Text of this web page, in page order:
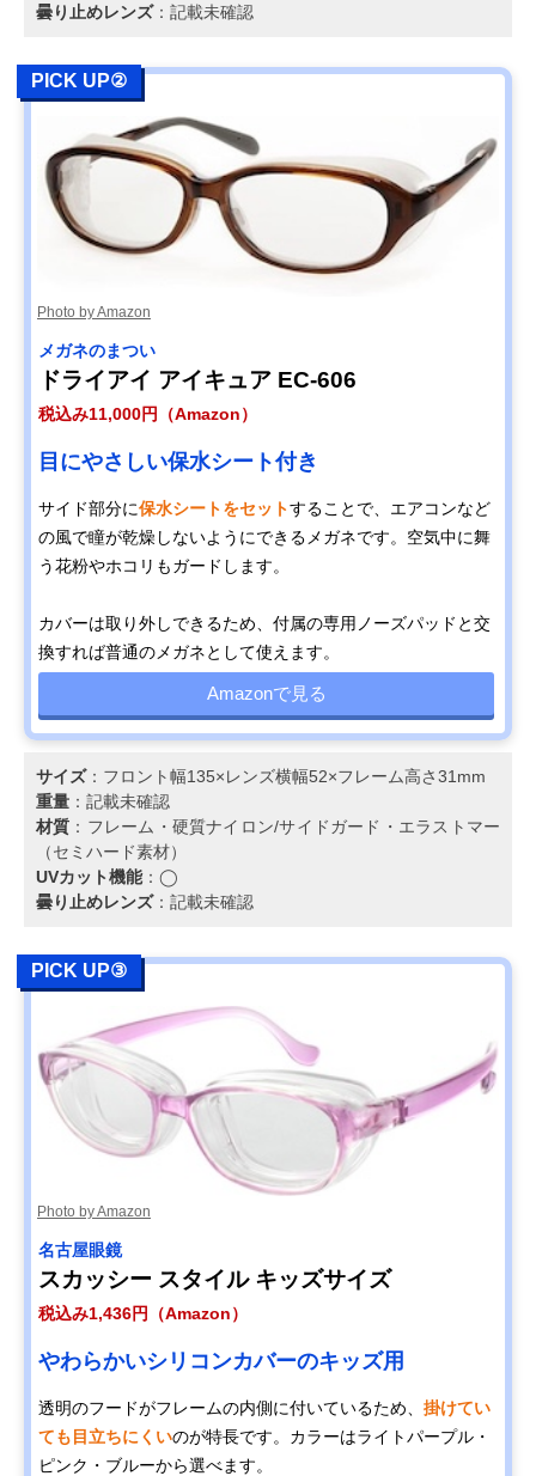
曇り止めレンズ：記載未確認
PICK UP②
Photo by Amazon
メガネのまつい
ドライアイ アイキュア EC-606
税込み11,000円（Amazon）
目にやさしい保水シート付き
サイド部分に保水シートをセットすることで、エアコンなど
の風で瞳が乾燥しないようにできるメガネです。空気中に舞
う花粉やホコリもガードします。
カバーは取り外しできるため、付属の専用ノーズパッドと交
換すれば普通のメガネとして使えます。
Amazonで見る
サイズ：フロント幅135×レンズ横幅52×フレーム高さ31mm
重量 ：記載未確認
材質 ：フレーム・硬質ナイロン/サイドガード・エラストマー
（セミハード素材）
UVカット機能：◯
曇り止めレンズ：記載未確認
PICK UP③
Photo by Amazon
名古屋眼鏡
スカッシー スタイル キッズサイズ
税込み1,436円（Amazon）
やわらかいシリコンカバーのキッズ用
透明のフードがフレームの内側に付いているため、 掛けてい
ても目立ちにくいのが特長です。カラーはライトパープル・
ピンク・ブルーから選べます。